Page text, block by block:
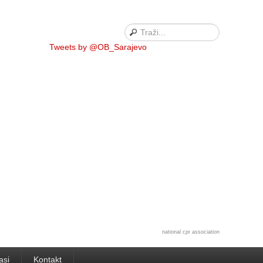
Tweets by @OB_Sarajevo
national cpr association
Kontakt